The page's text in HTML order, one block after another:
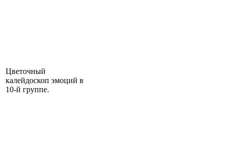
Цветочный
калейдоскоп эмоций в
10-й группе.